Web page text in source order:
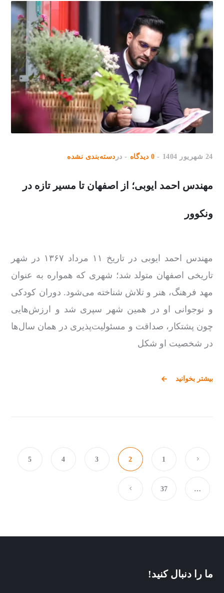
24 شهریور 1404 0 دیدگاه در دسته‌بندی نشده
مهندس احمد ایوبی؛ از اصفهان تا مسیر تازه در
ونکوور
مهندس احمد ایوبی در تاریخ ۱۱ مرداد ۱۳۶۷ در شهر
تاریخی اصفهان متولد شد؛ شهری که همواره به‌ عنوان
مهد فرهنگ، هنر و تلاش شناخته می‌شود. دوران کودکی
و نوجوانی او در همین شهر سپری شد و ارزش‌هایی
چون پشتکار، صداقت و مسئولیت‌پذیری در همان سال‌ها
در شخصیت او شکل
بیشتر بخوانید
1
2
3
4
5
…
37
ما را دنبال کنید!